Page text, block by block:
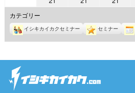
8
月
9
日
8
月
10
8
月
11
8
月
12
カテゴリー
イシキカイカクセミナー セミナー